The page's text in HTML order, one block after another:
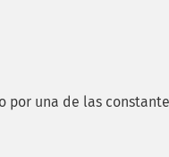
una de las